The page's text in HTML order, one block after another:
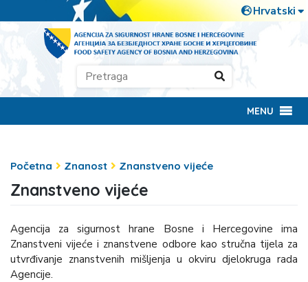
MENU
Početna Znanost Znanstveno vijeće
Znanstveno vijeće
Agencija za sigurnost hrane Bosne i Hercegovine ima
Znanstveni vijeće i znanstvene odbore kao stručna tijela za
utvrđivanje znanstvenih mišljenja u okviru djelokruga rada
Agencije.